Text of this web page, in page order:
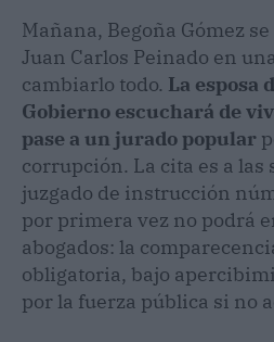
Mañana, Begoña Gómez
Juan Carlos Peinado en
cambiarlo todo. La esposa
Gobierno escuchará de
pase a un jurado popular
corrupción. La cita es a las
juzgado de instrucción
por primera vez no podrá
abogados: la
obligatoria, bajo
por la fuerza pública si no